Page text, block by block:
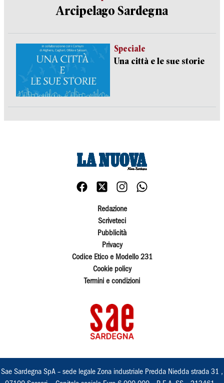
Arcipelago Sardegna
Speciale
Una città e le sue storie
Redazione
Scriveteci
Pubblicità
Privacy
Codice Etico e Modello 231
Cookie policy
Termini e condizioni
Sae Sardegna SpA – sede legale Zona industriale Predda Niedda strada 31 ,